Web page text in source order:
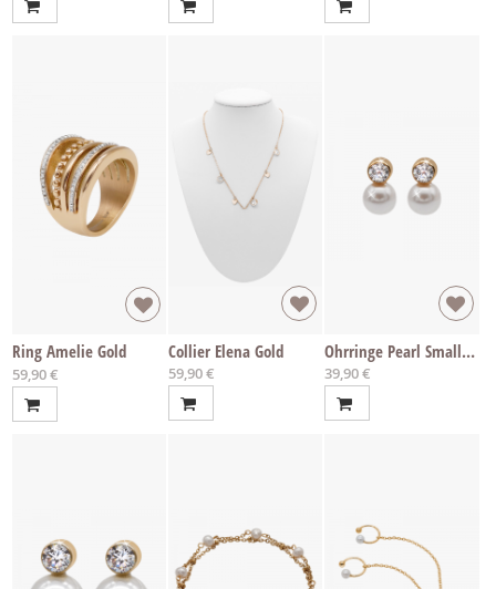
Ring Amelie Gold
Ab
59,90 €
Collier Elena Gold
59,90 €
Ohrringe Pearl Small Gold
39,90 €